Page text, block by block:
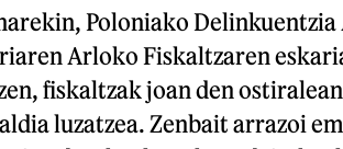
Poloniako
Arloko Fiskaltzaren
fiskaltzak joan den
luzatzea. Zenbait arrazoi